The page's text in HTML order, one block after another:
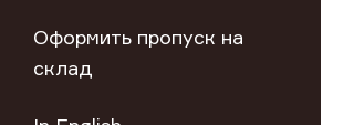
Оформить пропуск на
склад